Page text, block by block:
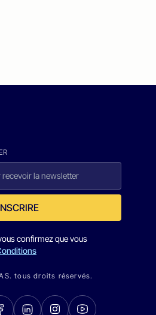
confirmez que vous
tous droits réservés.